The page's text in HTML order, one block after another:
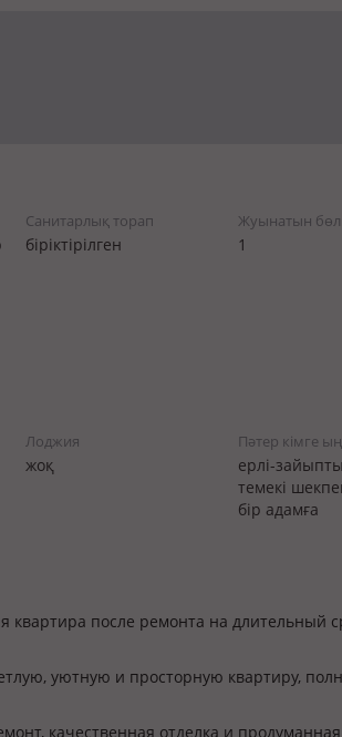
Санитарлық торап
біріктірілген
Жуынатын
1
Лоджия
жоқ
Пәтер кімге
ерлі-
темекі
бір адамға
квартира после ремонта на длительный
уютную и просторную квартиру,
качественная отделка и